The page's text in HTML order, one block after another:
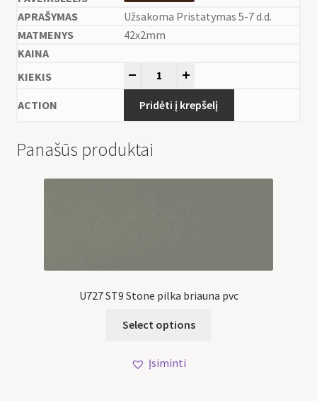
Užsakoma Pristatymas 5-7 d.d.
42x2mm
Pridėti į krepšelį
Panašūs produktai
U727 ST9 Stone pilka briauna pvc
Select options
Įsiminti